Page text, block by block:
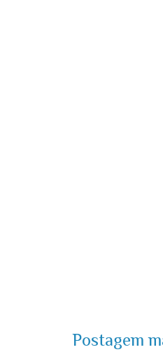
Postagem